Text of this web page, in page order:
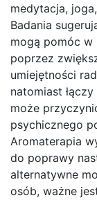
medytacja,
Badania
mogą pomóc
poprzez
umiejętności
natomiast
może
psychicznego
Aromaterapia
do poprawy
alternatywne
osób, ważne